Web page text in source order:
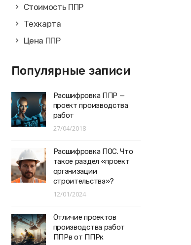
Стоимость ППР
Техкарта
Цена ППР
Популярные записи
Расшифровка ППР —
проект производства
работ
27/04/2018
Расшифровка ПОС. Что
такое раздел «проект
организации
строительства»?
12/01/2024
Отличие проектов
производства работ
ППРв от ППРк